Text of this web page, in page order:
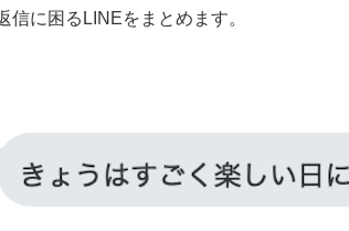
信に困るLINEをまとめます。